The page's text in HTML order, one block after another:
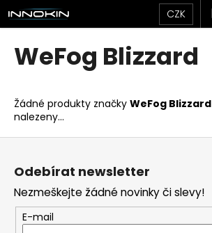
Přejít
na
obsah
CZK
WeFog Blizzard
Žádné produkty značky WeFog Blizzard
nalezeny...
K
o
o
p
ř
e
b
u
Z
Odebírat newsletter
Nezmeškejte žádné novinky či slevy!
E-mail